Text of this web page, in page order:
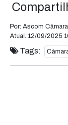
Por: Ascom
Atual.:12/09/2025
Tags: